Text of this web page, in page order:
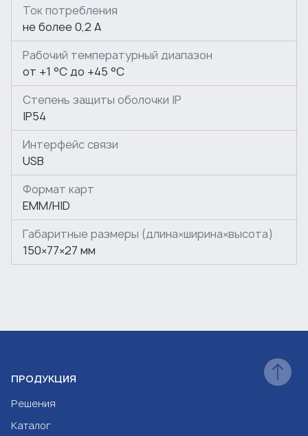
Контрольный считыватель IR15.3 предназначен для
регистрации карт доступа формата EMM/HID (HID
ProxCard II, ISO prox II; EM-Marin IL-05ELR, ЕМ4100).
Ток потребления
не более 0,2 А
Рабочий температурный диапазон
от +1 °C до +45 °C
Степень защиты оболочки IP
IP54
Интерфейс связи
USB
Формат карт
EMM/HID
Габаритные размеры (длина×ширина×высота)
150×77×27 мм
ПРОДУКЦИЯ
Решения
Каталог